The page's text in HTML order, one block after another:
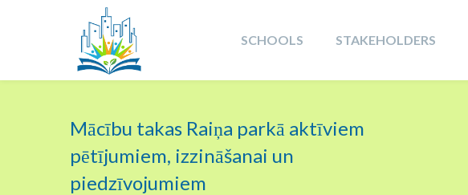
SCHOOLS STAKEHOLDERS
Mācību takas Raiņa parkā aktīviem
pētījumiem, izzināšanai un
piedzīvojumiem